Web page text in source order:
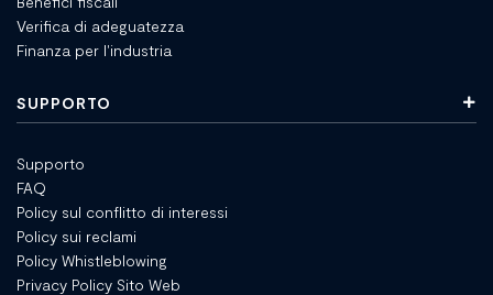
Verifica di adeguatezza
Finanza per l'industria
SUPPORTO
Supporto
FAQ
Policy sul conflitto di interessi
Policy sui reclami
Policy Whistleblowing
Privacy Policy Sito Web